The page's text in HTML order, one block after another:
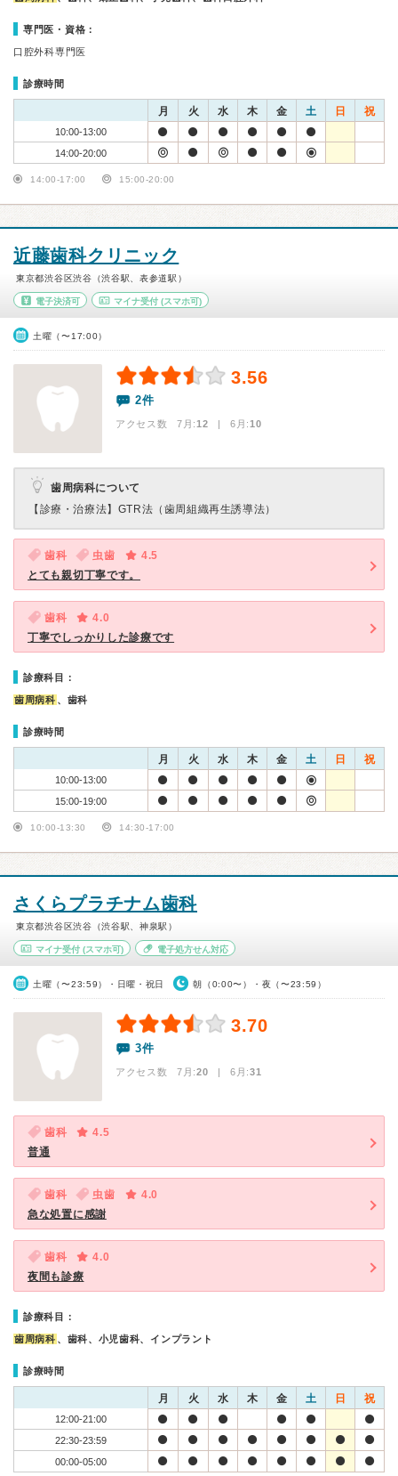
専門医・資格：
口腔外科専門医
診療時間
月 火 水 木 金 土 日 祝
10:00-13:00
14:00-20:00
14:00-17:00 15:00-20:00
近藤歯科クリニック
東京都渋谷区渋谷（渋谷駅、表参道駅）
電子決済可 マイナ受付(スマホ可)
土曜（〜17:00）
3.56
2件
アクセス数 7月:12 | 6月:10
歯周病科について
【診療・治療法】 GTR法（歯周組織再生誘導法）
歯科 虫歯
4.5
とても親切丁寧です。
歯科
4.0
丁寧でしっかりした診療です
診療科目：
歯周病科 、歯科
診療時間
月 火 水 木 金 土 日 祝
10:00-13:00
15:00-19:00
10:00-13:30 14:30-17:00
さくらプラチナム歯科
東京都渋谷区渋谷（渋谷駅、神泉駅）
マイナ受付 (スマホ可) 電子処方せん対応
土曜（〜23:59）・日曜・祝日 朝（0:00〜）・夜（〜23:59）
3.70
3件
アクセス数 7月:20 | 6月:31
歯科
4.5
普通
歯科 虫歯
4.0
急な処置に感謝
歯科
4.0
夜間も診療
診療科目：
歯周病科 、歯科、小児歯科、インプラント
診療時間
月 火 水 木 金 土 日 祝
12:00-21:00
22:30-23:59
00:00-05:00